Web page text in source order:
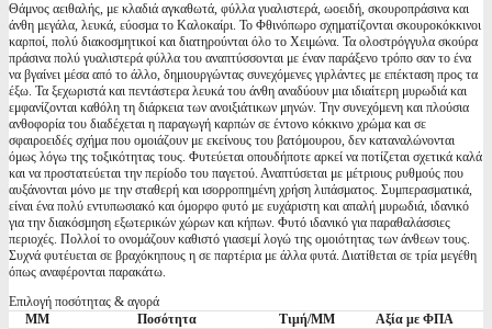
Θάμνος αειθαλής, με κλαδιά αγκαθωτά, φύλλα γυαλιστερά, ωοειδή, σκουροπράσινα και
άνθη μεγάλα, λευκά, εύοσμα το Καλοκαίρι. Το Φθινόπωρο σχηματίζονται σκουροκόκκινοι
καρποί, πολύ διακοσμητικοί και διατηρούνται όλο το Χειμώνα. Τα ολοστρόγγυλα σκούρα
πράσινα πολύ γυαλιστερά φύλλα του αναπτύσσονται με έναν παράξενο τρόπο σαν το ένα
να βγαίνει μέσα από το άλλο, δημιουργώντας συνεχόμενες γιρλάντες με επέκταση προς τα
έξω. Τα ξεχωριστά και πεντάστερα λευκά του άνθη αναδύουν μια ιδιαίτερη μυρωδιά και
εμφανίζονται καθόλη τη διάρκεια των ανοιξιάτικων μηνών. Την συνεχόμενη και πλούσια
ανθοφορία του διαδέχεται η παραγωγή καρπών σε έντονο κόκκινο χρώμα και σε
σφαιροειδές σχήμα που ομοιάζουν με εκείνους του βατόμουρου, δεν καταναλώνονται
όμως λόγω της τοξικότητας τους. Φυτεύεται οπουδήποτε αρκεί να ποτίζεται σχετικά καλά
και να προστατεύεται την περίοδο του παγετού. Αναπτύσεται με μέτριους ρυθμούς που
αυξάνονται μόνο με την σταθερή και ισορροπημένη χρήση λιπάσματος. Συμπερασματικά,
είναι ένα πολύ εντυπωσιακό και όμορφο φυτό με ευχάριστη και απαλή μυρωδιά, ιδανικό
για την διακόσμηση εξωτερικών χώρων και κήπων. Φυτό ιδανικό για παραθαλάσσιες
περιοχές. Πολλοί το ονομάζουν καθιστό γιασεμί λογώ της ομοιότητας των άνθεων τους.
Συχνά φυτέυεται σε βραχόκηπους η σε παρτέρια με άλλα φυτά. Διατίθεται σε τρία μεγέθη
όπως αναφέρονται παρακάτω.
Επιλογή ποσότητας & αγορά
ΜΜ
Ποσότητα Τιμή/ΜΜ Αξία με ΦΠΑ